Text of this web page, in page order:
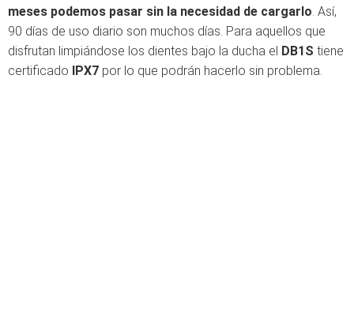
meses podemos pasar sin la necesidad de cargarlo. Así,
90 días de uso diario son muchos días. Para aquellos que
disfrutan limpiándose los dientes bajo la ducha el DB1S tiene
certificado IPX7 por lo que podrán hacerlo sin problema.